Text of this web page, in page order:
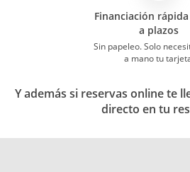
Financiación
a plazos
Sin papeleo. Solo
a mano tu
Y además si reservas online te
directo en tu